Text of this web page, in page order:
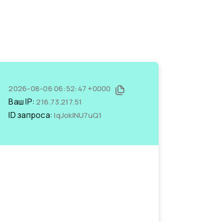
2026-08-06 06:52:47 +0000
Ваш IP:216.73.217.51
ID запроса:lqJoklNU7uQ1